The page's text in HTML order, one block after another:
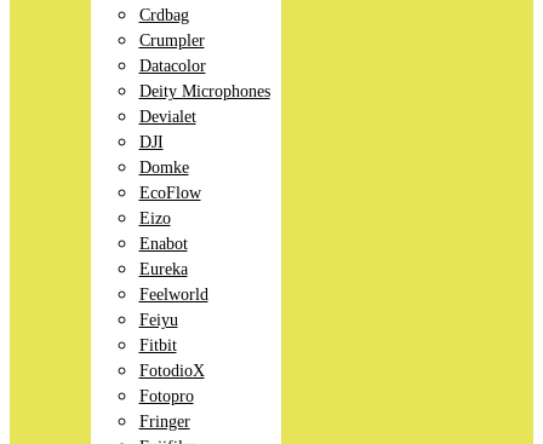
Crdbag
Crumpler
Datacolor
Deity Microphones
Devialet
DJI
Domke
EcoFlow
Eizo
Enabot
Eureka
Feelworld
Feiyu
Fitbit
FotodioX
Fotopro
Fringer